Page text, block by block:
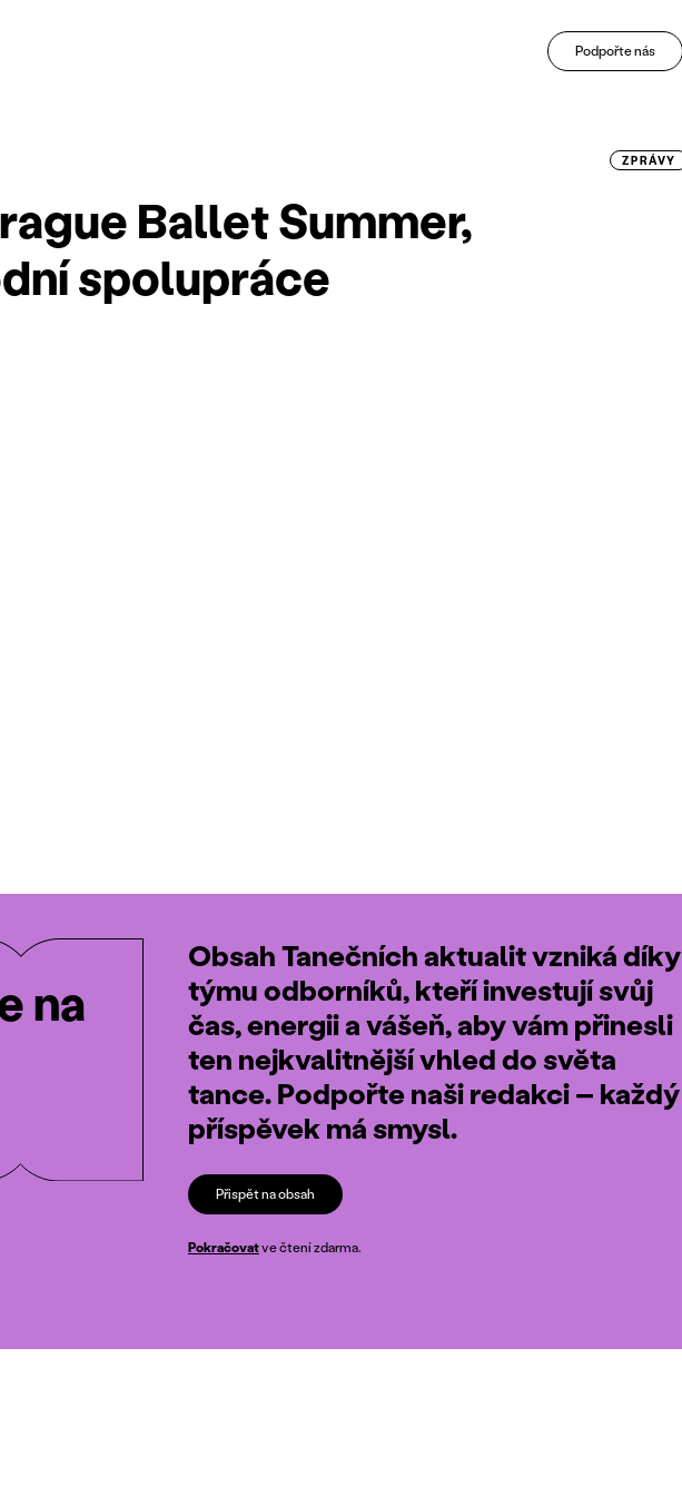
Podpořte nás
ZPRÁVY
Ballet Summer,
spolupráce
na
Obsah Tanečních aktualit vzniká díky
týmu odborníků, kteří investují svůj
čas, energii a vášeň, aby vám přinesli
ten nejkvalitnější vhled do světa
tance. Podpořte naši redakci – každý
příspěvek má smysl.
Přispět na obsah
Pokračovatve čtení zdarma.